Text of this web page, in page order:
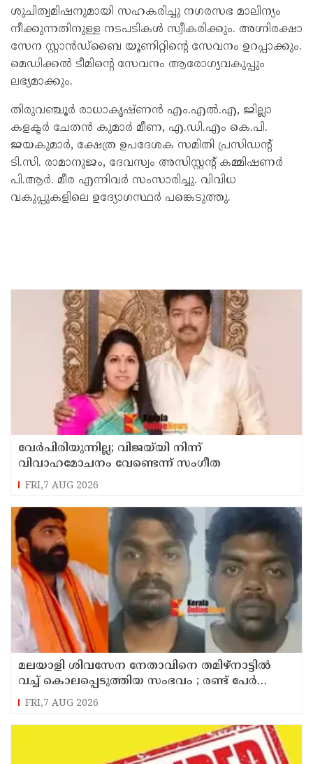
ശുചിത്വമിഷനുമായി സഹകരിച്ചു നഗരസഭ മാലിന്യം
നീക്കുന്നതിനുള്ള നടപടികൾ സ്വീകരിക്കും. അഗ്നിരക്ഷാ
സേന സ്റ്റാൻഡ്‌ബൈ യൂണിറ്റിന്റെ സേവനം ഉറപ്പാക്കും.
മെഡിക്കൽ ടീമിന്റെ സേവനം ആരോഗ്യവകുപ്പും
ലഭ്യമാക്കും.
തിരുവഞ്ചൂർ രാധാകൃഷ്ണൻ എം.എൽ.എ, ജില്ലാ
കളക്ടർ ചേതൻ കുമാർ മീണ, എ.ഡി.എം കെ.പി.
ജയകുമാർ, ക്ഷേത്ര ഉപദേശക സമിതി പ്രസിഡന്റ്
ടി.സി. രാമാനുജം, ദേവസ്വം അസിസ്റ്റന്റ് കമ്മിഷണർ
പി.ആർ. മീര എന്നിവർ സംസാരിച്ചു. വിവിധ
വകുപ്പുകളിലെ ഉദ്യോഗസ്ഥർ പങ്കെടുത്തു.
വേർപിരിയുന്നില്ല; വിജയ്‍യി നിന്ന്
വിവാഹമോചനം വേണ്ടെന്ന് സംഗീത
FRI,7 AUG 2026
മലയാളി ശിവസേന നേതാവിനെ തമിഴ്നാട്ടിൽ
വച്ച് കൊലപ്പെടുത്തിയ സംഭവം ; രണ്ട് പേർ
പിടിയിൽ
FRI,7 AUG 2026